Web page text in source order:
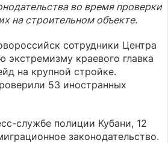
во время проверки
на строительном объекте.
сотрудники Центра
экстремизму краевого главка
на крупной стройке.
53 иностранных
службе полиции Кубани, 12
законодательство.